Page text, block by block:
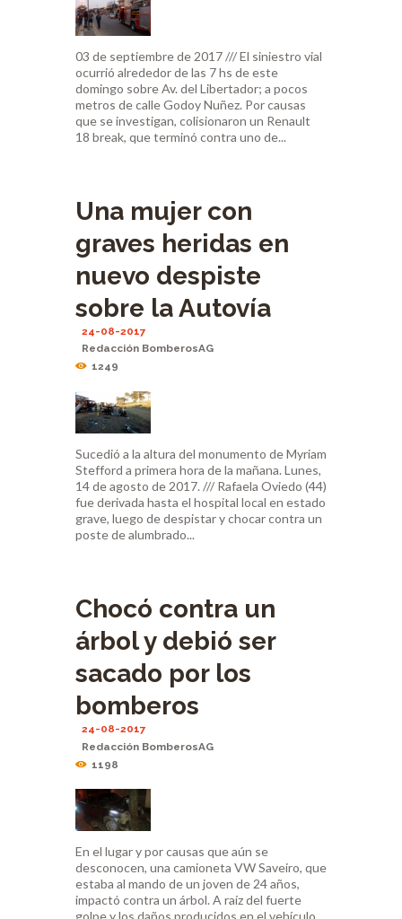
03 de septiembre de 2017 /// El siniestro vial
ocurrió alrededor de las 7 hs de este
domingo sobre Av. del Libertador; a pocos
metros de calle Godoy Nuñez. Por causas
que se investigan, colisionaron un Renault
18 break, que terminó contra uno de...
Una mujer con
graves heridas en
nuevo despiste
sobre la Autovía
24-08-2017
Redacción BomberosAG
1249
Sucedió a la altura del monumento de Myriam
Stefford a primera hora de la mañana. Lunes,
14 de agosto de 2017. /// Rafaela Oviedo (44)
fue derivada hasta el hospital local en estado
grave, luego de despistar y chocar contra un
poste de alumbrado...
Chocó contra un
árbol y debió ser
sacado por los
bomberos
24-08-2017
Redacción BomberosAG
1198
En el lugar y por causas que aún se
desconocen, una camioneta VW Saveiro, que
estaba al mando de un joven de 24 años,
impactó contra un árbol. A raíz del fuerte